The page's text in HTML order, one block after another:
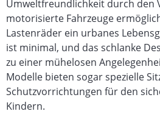
Umweltfreundlichkeit durch den
motorisierte Fahrzeuge
Lastenräder ein urbanes
ist minimal, und das schlanke
zu einer mühelosen
Modelle bieten sogar spezielle
Schutzvorrichtungen für den
Kindern.